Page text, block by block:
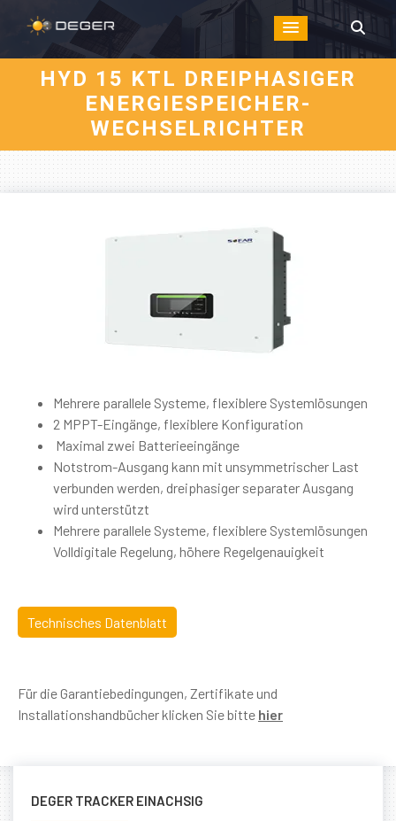
HYD 15 KTL DREIPHASIGER
ENERGIESPEICHER-
WECHSELRICHTER
Mehrere parallele Systeme, flexiblere Systemlösungen
2 MPPT-Eingänge, flexiblere Konfiguration
Maximal zwei Batterieeingänge
Notstrom-Ausgang kann mit unsymmetrischer Last
verbunden werden, dreiphasiger separater Ausgang
wird unterstützt
Mehrere parallele Systeme, flexiblere Systemlösungen
Volldigitale Regelung, höhere Regelgenauigkeit
Technisches Datenblatt
Für die Garantiebedingungen, Zertifikate und
Installationshandbücher klicken Sie bitte hier
DEGER TRACKER EINACHSIG